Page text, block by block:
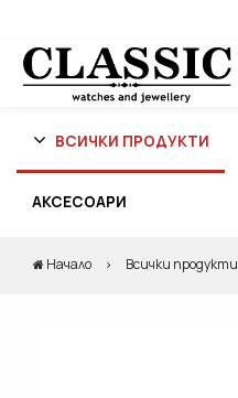
ВСИЧКИ ПРОДУКТИ
АКСЕСОАРИ
Начало Всички продукти